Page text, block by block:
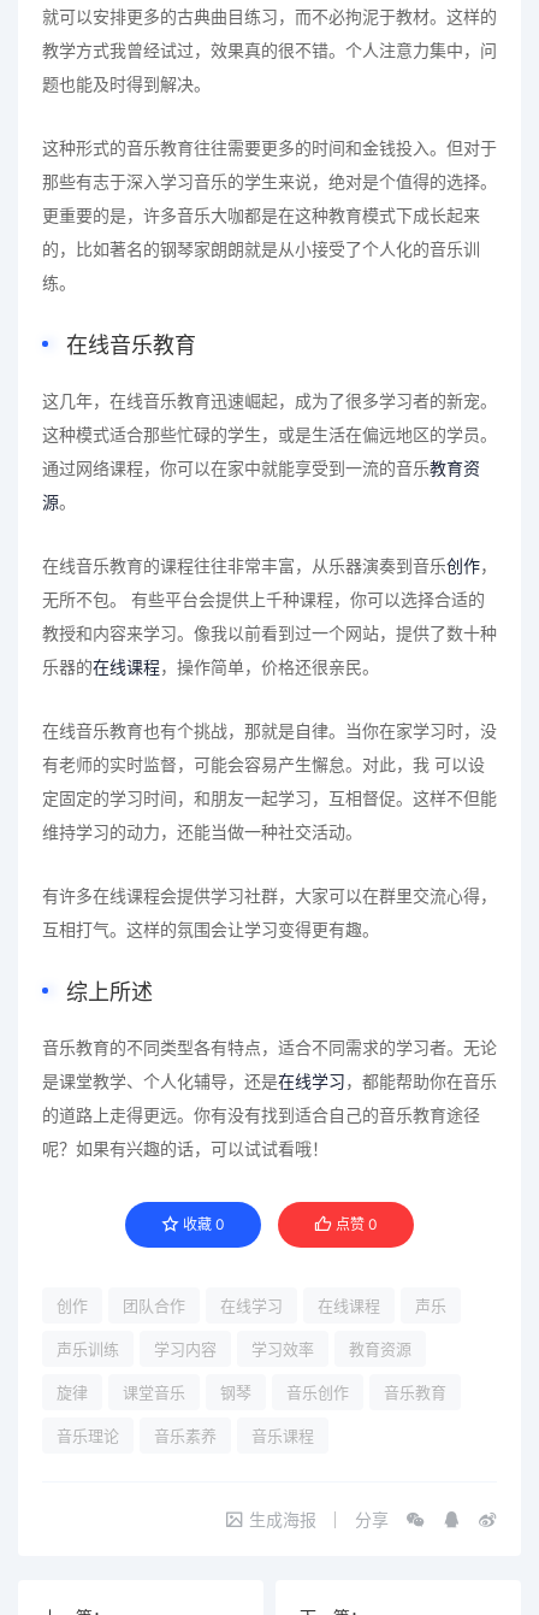
就可以安排更多的古典曲目练习，而不必拘泥于教材。这样的
教学方式我曾经试过，效果真的很不错。个人注意力集中，问
题也能及时得到解决。
这种形式的音乐教育往往需要更多的时间和金钱投入。但对于
那些有志于深入学习音乐的学生来说，绝对是个值得的选择。
更重要的是，许多音乐大咖都是在这种教育模式下成长起来
的，比如著名的钢琴家朗朗就是从小接受了个人化的音乐训
练。
在线音乐教育
这几年，在线音乐教育迅速崛起，成为了很多学习者的新宠。
这种模式适合那些忙碌的学生，或是生活在偏远地区的学员。
通过网络课程，你可以在家中就能享受到一流的音乐教育资
源。
在线音乐教育的课程往往非常丰富，从乐器演奏到音乐创作，
无所不包。 有些平台会提供上千种课程，你可以选择合适的
教授和内容来学习。像我以前看到过一个网站，提供了数十种
乐器的在线课程，操作简单，价格还很亲民。
在线音乐教育也有个挑战，那就是自律。当你在家学习时，没
有老师的实时监督，可能会容易产生懈怠。对此，我 可以设
定固定的学习时间，和朋友一起学习，互相督促。这样不但能
维持学习的动力，还能当做一种社交活动。
有许多在线课程会提供学习社群，大家可以在群里交流心得，
互相打气。这样的氛围会让学习变得更有趣。
综上所述
音乐教育的不同类型各有特点，适合不同需求的学习者。无论
是课堂教学、个人化辅导，还是在线学习，都能帮助你在音乐
的道路上走得更远。你有没有找到适合自己的音乐教育途径
呢？如果有兴趣的话，可以试试看哦！
收藏 0 点赞 0
创作 团队合作 在线学习 在线课程 声乐
声乐训练 学习内容 学习效率 教育资源
旋律 课堂音乐 钢琴 音乐创作 音乐教育
音乐理论 音乐素养 音乐课程
生成海报 分享